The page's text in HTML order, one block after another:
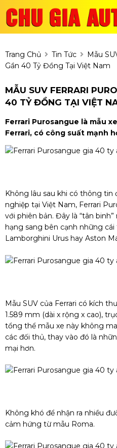
Trang Chủ Tin Tức
Mẫu
Gần 40 Tỷ Đồng Tại Việt Nam
MẪU SUV FERRARI
40 TỶ ĐỒNG TẠI VIỆT
Ferrari Purosangue là mẫu
Ferrari, có công suất mạnh
Không lâu sau khi có thông
nghiệp tại Việt Nam, Ferrari
với phiên bản. Đây là “tân
hạng sang bên cạnh những
Lamborghini Urus hay Aston
Mẫu SUV của Ferrari có kích
1.589 mm (dài x rộng x cao),
tổng thể mẫu xe này không
các đối thủ, thay vào đó là
mại hơn.
Không khó để nhận ra nhiều
cảm hứng từ mẫu Roma.